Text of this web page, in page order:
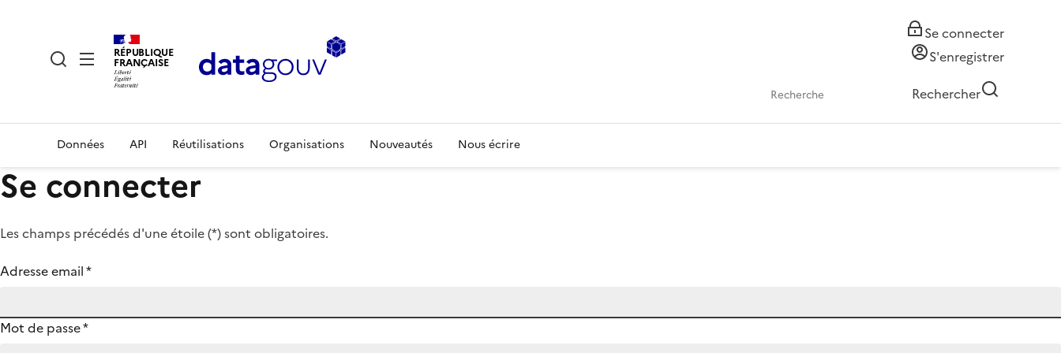
RÉPUBLIQUE
FRANÇAISE
Se connecter
S'enregistrer
Rechercher
Données API Réutilisations Organisations Nouveautés Nous écrire
Se connecter
Les champs précédés d'une étoile (*) sont obligatoires.
Adresse email*
Mot de passe*